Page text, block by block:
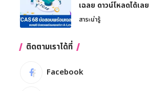
เฉลย ดาวน์โหลดได้เลย
สาระน่ารู้
ติดตามเราได้ที่
Facebook